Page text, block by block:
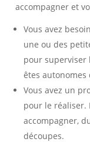
accompagner et
Vous avez
une ou des
pour superviser
êtes
Vous avez un
pour le réaliser.
accompagner,
découpes.